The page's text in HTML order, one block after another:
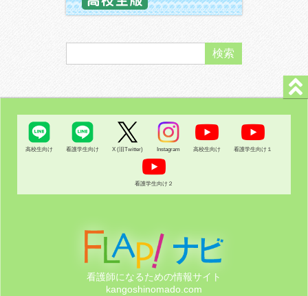
高校生向け 看護学生向け X (旧Twitter) Instagram 高校生向け 看護学生向け１
看護学生向け２
看護師になるための情報サイト
kangoshinomado.com